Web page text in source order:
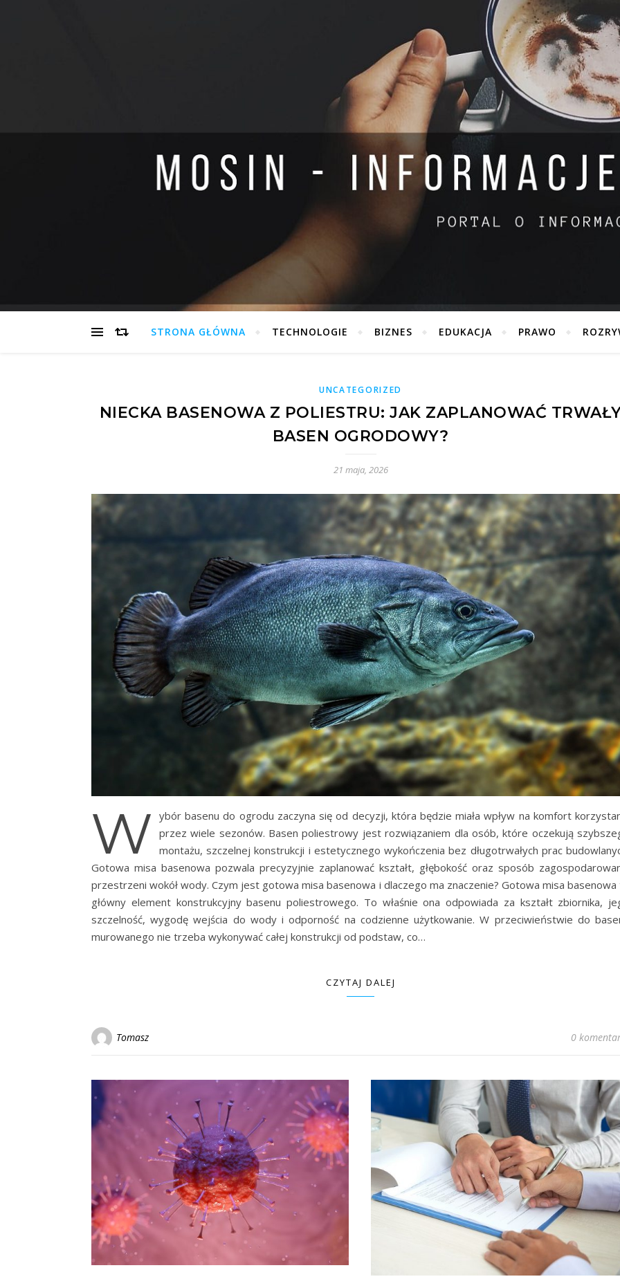
STRONA GŁÓWNA TECHNOLOGIE BIZNES EDUKACJA PRAWO
UNCATEGORIZED
NIECKA BASENOWA Z POLIESTRU: JAK ZAPLANOWAĆ
BASEN OGRODOWY?
21 maja, 2026
W ybór basenu do ogrodu zaczyna się od decyzji, która będzie miała wpływ na komfort
przez wiele sezonów. Basen poliestrowy jest rozwiązaniem dla osób, które oczekują
montażu, szczelnej konstrukcji i estetycznego wykończenia bez długotrwałych prac
Gotowa misa basenowa pozwala precyzyjnie zaplanować kształt, głębokość oraz sposób
przestrzeni wokół wody. Czym jest gotowa misa basenowa i dlaczego ma znaczenie? Gotowa misa
główny element konstrukcyjny basenu poliestrowego. To właśnie ona odpowiada za kształt zbiornika,
szczelność, wygodę wejścia do wody i odporność na codzienne użytkowanie. W przeciwieństwie do
murowanego nie trzeba wykonywać całej konstrukcji od podstaw, co…
CZYTAJ DALEJ
Tomasz 0